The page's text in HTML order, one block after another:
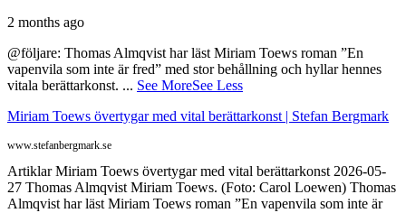
2 months ago
@följare: Thomas Almqvist har läst Miriam Toews roman ”En
vapenvila som inte är fred” med stor behållning och hyllar hennes
vitala berättarkonst. ... See MoreSee Less
Miriam Toews övertygar med vital berättarkonst | Stefan Bergmark
www.stefanbergmark.se
Artiklar Miriam Toews övertygar med vital berättarkonst 2026-05-
27 Thomas Almqvist Miriam Toews. (Foto: Carol Loewen) Thomas
Almqvist har läst Miriam Toews roman ”En vapenvila som inte är